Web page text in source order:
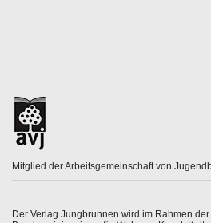
Mitglied der Arbeitsgemeinschaft von
Der Verlag Jungbrunnen wird im Rahmen